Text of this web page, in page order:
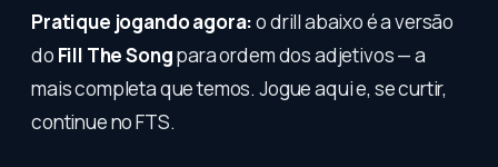
Pratique jogando agora:o drill abaixo é a versão
do Fill The Songpara ordem dos adjetivos — a
mais completa que temos. Jogue aqui e, se curtir,
continue no FTS.